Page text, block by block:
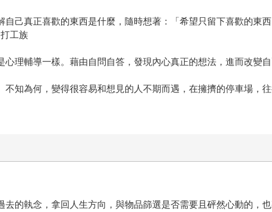
己真正喜歡的東西是什麼，隨時想著：「希望只留下喜歡的東
工族
理輔導一樣。藉由自問自答，發現內心真正的想法，進而改變
知為何，變得很容易和想見的人不期而遇，在擁擠的停車場，
的執念，拿回人生方向，與物品篩選是否需要且砰然心動的，